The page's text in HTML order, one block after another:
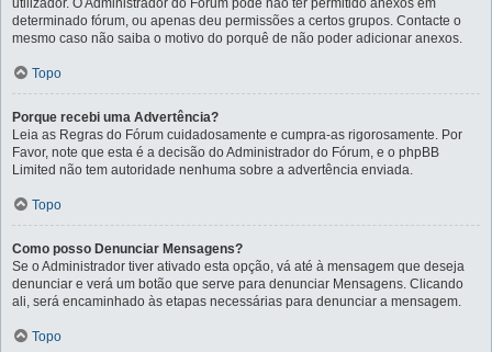
utilizador. O Administrador do Fórum pode não ter permitido anexos em
determinado fórum, ou apenas deu permissões a certos grupos. Contacte o
mesmo caso não saiba o motivo do porquê de não poder adicionar anexos.
Topo
Porque recebi uma Advertência?
Leia as Regras do Fórum cuidadosamente e cumpra-as rigorosamente. Por
Favor, note que esta é a decisão do Administrador do Fórum, e o phpBB
Limited não tem autoridade nenhuma sobre a advertência enviada.
Topo
Como posso Denunciar Mensagens?
Se o Administrador tiver ativado esta opção, vá até à mensagem que deseja
denunciar e verá um botão que serve para denunciar Mensagens. Clicando
ali, será encaminhado às etapas necessárias para denunciar a mensagem.
Topo